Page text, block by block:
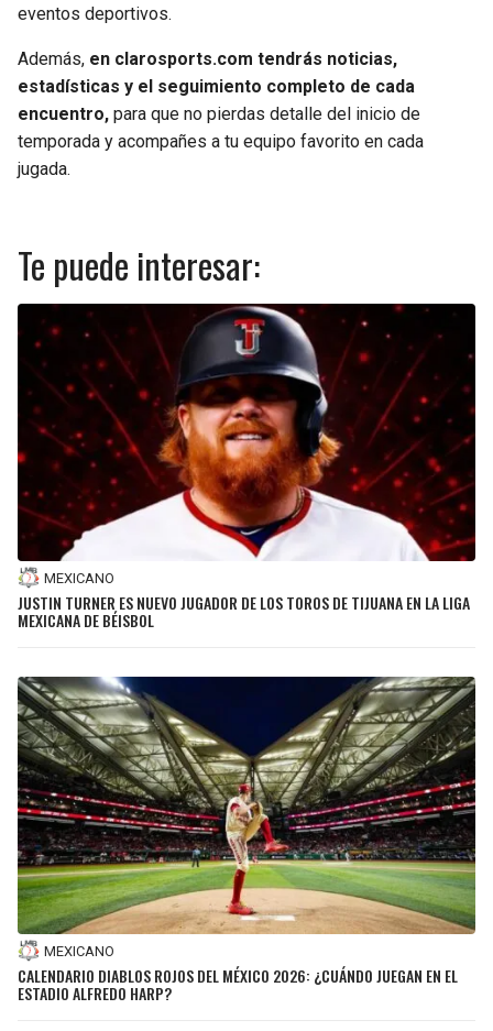
eventos deportivos.
Además, en clarosports.com tendrás noticias,
estadísticas y el seguimiento completo de cada
encuentro, para que no pierdas detalle del inicio de
temporada y acompañes a tu equipo favorito en cada
jugada.
Te puede interesar:
MEXICANO
JUSTIN TURNER ES NUEVO JUGADOR DE LOS TOROS DE TIJUANA EN LA LIGA
MEXICANA DE BÉISBOL
MEXICANO
CALENDARIO DIABLOS ROJOS DEL MÉXICO 2026: ¿CUÁNDO JUEGAN EN EL
ESTADIO ALFREDO HARP?